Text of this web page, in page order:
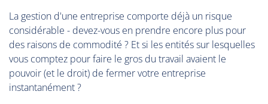
La gestion d'une entreprise comporte déjà un risque
considérable - devez-vous en prendre encore plus pour
des raisons de commodité ? Et si les entités sur lesquelles
vous comptez pour faire le gros du travail avaient le
pouvoir (et le droit) de fermer votre entreprise
instantanément ?